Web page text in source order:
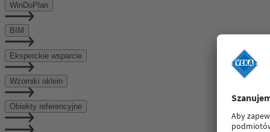
WinDoPlan
BIM
Eksperckie wsparcie
Wzorniki oklein
Obiekty referencyjne